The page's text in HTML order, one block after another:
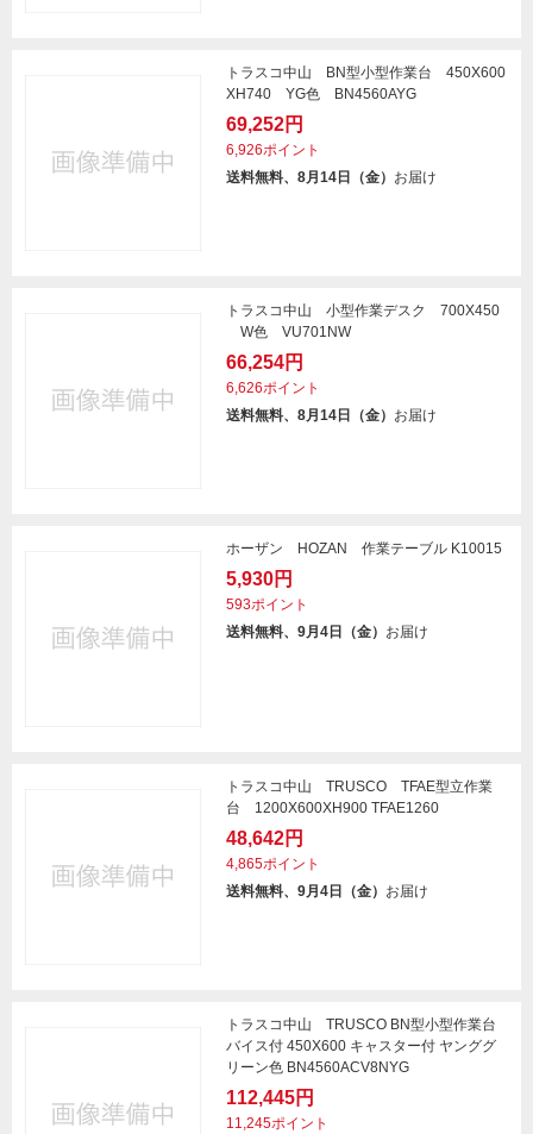
トラスコ中山 BN型小型作業台 450X600
XH740 YG色 BN4560AYG
69,252円
6,926ポイント
送料無料、8月14日（金） お届け
トラスコ中山 小型作業デスク 700X450
W色 VU701NW
66,254円
6,626ポイント
送料無料、8月14日（金） お届け
ホーザン HOZAN 作業テーブル K10015
5,930円
593ポイント
送料無料、9月4日（金） お届け
トラスコ中山 TRUSCO TFAE型立作業
台 1200X600XH900 TFAE1260
48,642円
4,865ポイント
送料無料、9月4日（金） お届け
トラスコ中山 TRUSCO BN型小型作業台
バイス付 450X600 キャスター付 ヤンググ
リーン色 BN4560ACV8NYG
112,445円
11,245ポイント